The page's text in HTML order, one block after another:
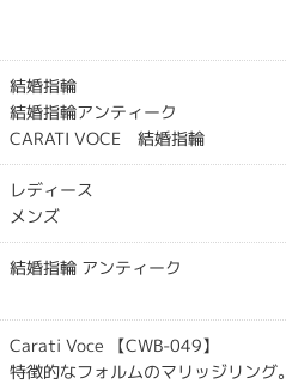
結婚指輪
結婚指輪アンティーク
CARATI VOCE 結婚指輪
レディース
メンズ
結婚指輪 アンティーク
Carati Voce 【CWB-049】
特徴的なフォルムのマリッジリング。